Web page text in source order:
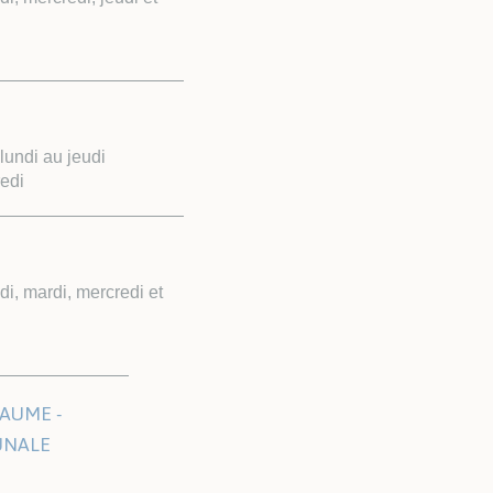
au jeudi
mardi, mercredi et
-